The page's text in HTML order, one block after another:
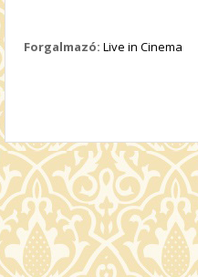
Forgalmazó: Live in Cinema